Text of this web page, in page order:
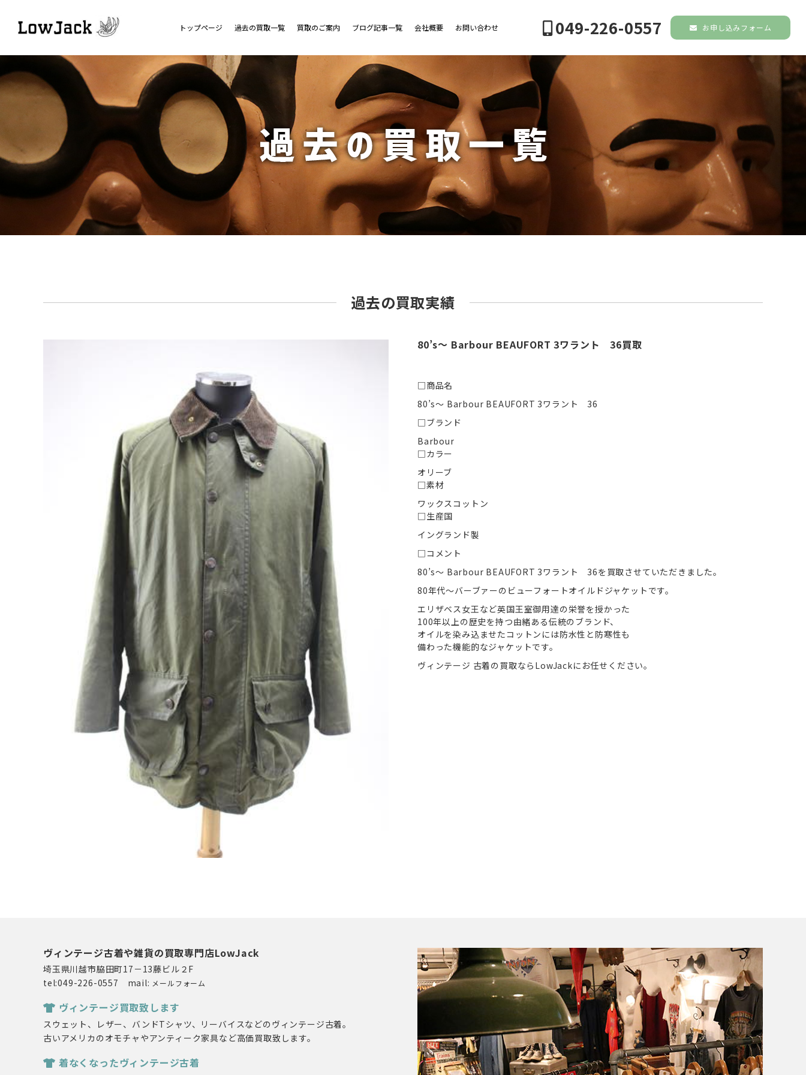
トップページ 過去の買取一覧 買取のご案内 ブログ記事一覧 会社概要 お問い合わせ 049-226-0557 お申し込みフォーム
過去の買取実績
80’s〜 Barbour BEAUFORT 3ワラント 36買取
□商品名
80’s〜 Barbour BEAUFORT 3ワラント 36
□ブランド
Barbour
□カラー
オリーブ
□素材
ワックスコットン
□生産国
イングランド製
□コメント
80’s〜 Barbour BEAUFORT 3ワラント 36を買取させていただきました。
80年代〜バーブァーのビューフォートオイルドジャケットです。
エリザベス女王など英国王室御用達の栄誉を授かった
100年以上の歴史を持つ由緒ある伝統のブランド、
オイルを染み込ませたコットンには防水性と防寒性も
備わった機能的なジャケットです。
ヴィンテージ 古着の買取ならLowJackにお任せください。
ヴィンテージ古着や雑貨の買取専門店LowJack
埼玉県川越市脇田町17－13藤ビル２F
tel:049-226-0557 mail: メールフォーム
ヴィンテージ買取致します
スウェット、レザー、バンドTシャツ、リーバイスなどのヴィンテージ古着。
古いアメリカのオモチャやアンティーク家具など高価買取致します。
着なくなったヴィンテージ古着